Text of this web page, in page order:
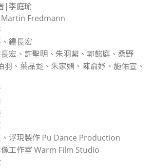
|李庭瑜
Fredmann
鍾⻑宏
宏、許聖明、朱羽絜、郭懿庭、桑野
羽、葉品彣、朱家嫻、陳俞妤、施佑宣、
浮現製作 Pu Dance Production
⼯作室 Warm Film Studio